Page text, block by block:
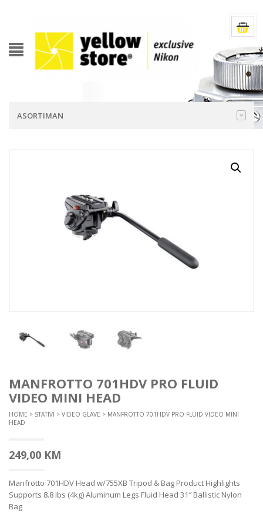
ASORTIMAN
MANFROTTO 701HDV PRO FLUID
VIDEO MINI HEAD
HOME > STATIVI > VIDEO GLAVE > MANFROTTO 701HDV PRO FLUID VIDEO MINI
HEAD
249,00 KM
Manfrotto 701HDV Head w/755XB Tripod & Bag Product Highlights
Supports 8.8 lbs (4kg) Aluminum Legs Fluid Head 31″ Ballistic Nylon
Bag